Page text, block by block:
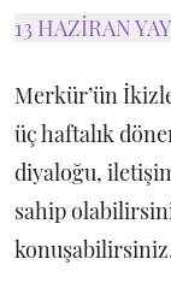
13 HAZİRAN
Merkür’ün
üç haftalık
diyaloğu,
sahip